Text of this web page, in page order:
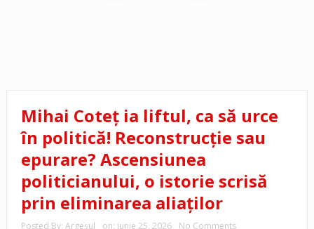
Mihai Coteț ia liftul, ca să urce
în politică! Reconstrucție sau
epurare? Ascensiunea
politicianului, o istorie scrisă
prin eliminarea aliaților
Posted By: Argeşul on: iunie 25, 2026
No Comments